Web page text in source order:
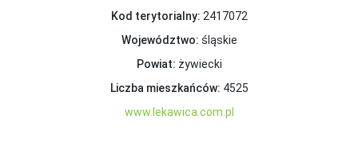
Kod terytorialny: 2417072
Województwo: śląskie
Powiat: żywiecki
Liczba mieszkańców: 4525
www.lekawica.com.pl